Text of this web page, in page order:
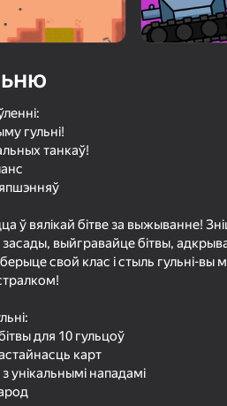
63
4,1
гульні!
танкаў!
ў вялікай бітве за выжыванне!
выйгравайце бітвы,
свой клас і стыль гульні-
для 10 гульцоў
карт
унікальнымі нападамі